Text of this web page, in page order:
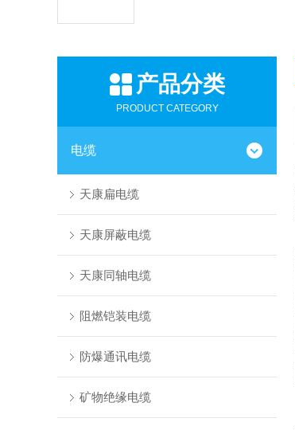
产品分类
PRODUCT CATEGORY
电缆
天康扁电缆
天康屏蔽电缆
天康同轴电缆
阻燃铠装电缆
防爆通讯电缆
矿物绝缘电缆